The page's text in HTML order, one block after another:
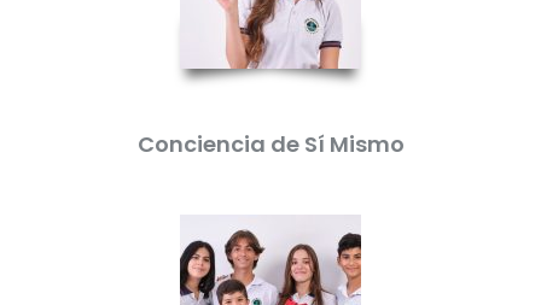
Conciencia de Sí Mismo